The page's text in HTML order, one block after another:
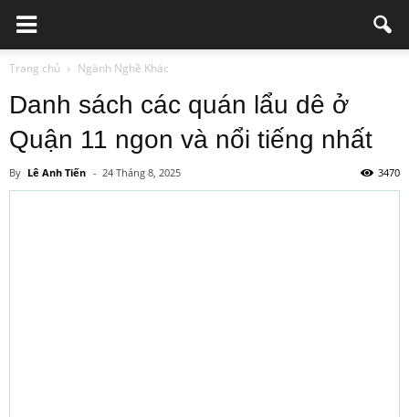
Trang chủ Ngành Nghề Khác
Danh sách các quán lẩu dê ở
Quận 11 ngon và nổi tiếng nhất
By Lê Anh Tiến - 24 Tháng 8, 2025 3470